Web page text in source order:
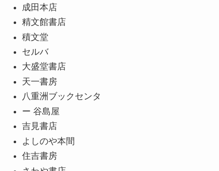
成田本店
精文館書店
積文堂
セルバ
大盛堂書店
天一書房
八重洲ブックセンタ
ー 谷島屋
吉見書店
よしのや本間
住吉書房